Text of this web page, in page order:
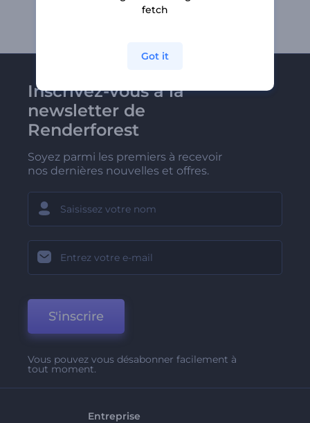
Inscrivez-vous à la
newsletter de
Renderforest
Soyez parmi les premiers à recevoir
nos dernières nouvelles et offres.
S'inscrire
Vous pouvez vous désabonner facilement à
tout moment.
Entreprise
fetch
Got it